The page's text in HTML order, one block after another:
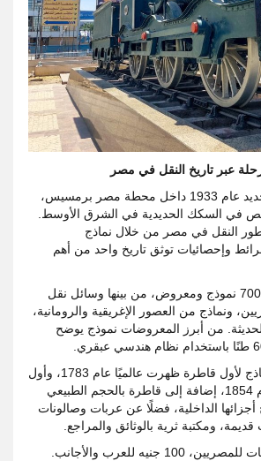
عبر تاريخ النقل في مصر
افتُتح متحف السكة الحديد عام 1933 داخل محطة مصر برمسيس،
في السكك الحديدية في الشرق الأوسط.
النقل في مصر من خلال نماذج
وإحصائيات توثق تاريخ واحد من أهم
يضم المتحف أكثر من 700 نموذج ومعروض، من بينها وسائل نقل
ونماذج من العصور الإغريقية والرومانية،
من أبرز المعروضات نموذج يوضح
كمان بيضم المتحف نماذج لأول قاطرة ظهرت عالميًا عام 1783، وأول
قاطرة دخلت مصر عام 1854، إضافة إلى قاطرة بالحجم الطبيعي
الداخلية، فضلًا عن عربات وصالونات
ومكتبة ثرية بالوثائق والمراجع.